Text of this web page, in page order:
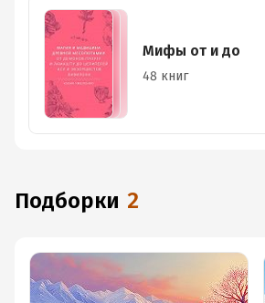
Мифы от и до
48 книг
Подборки 2